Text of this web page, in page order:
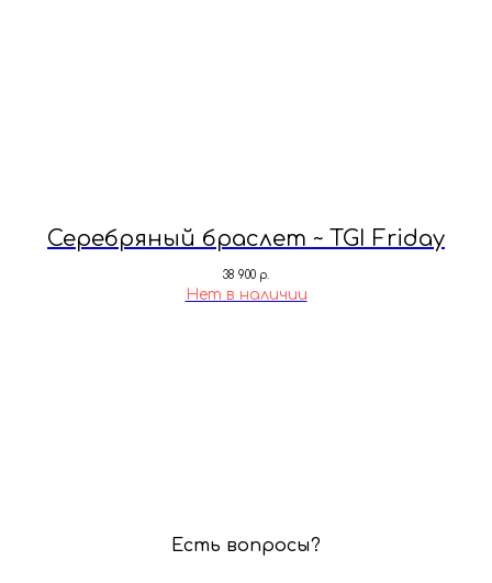
Серебряный браслет ~ TGI Friday
38 900 р.
Нет в наличии
Есть вопросы?